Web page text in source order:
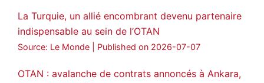
La Turquie, un allié encombrant devenu partenaire
indispensable au sein de l’OTAN
Source: Le Monde Published on 2026-07-07
OTAN : avalanche de contrats annoncés à Ankara,